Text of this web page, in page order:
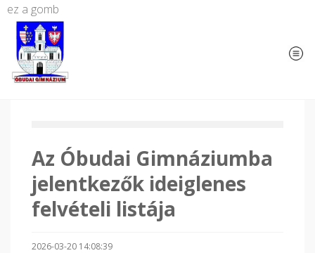
ez a gomb
Az Óbudai Gimnáziumba
jelentkezők ideiglenes
felvételi listája
2026-03-20 14:08:39